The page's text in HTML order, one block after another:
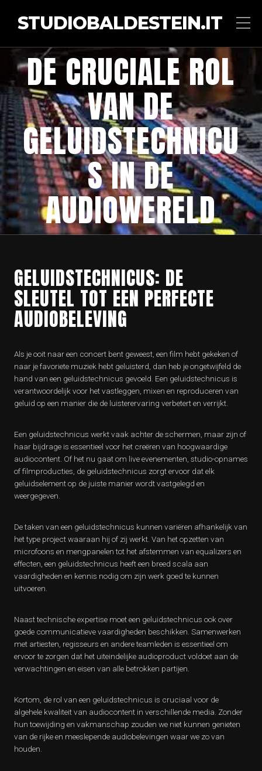
STUDIOBALDESTEIN.IT
DE CRUCIALE ROL
VAN DE
GELUIDSTECHNICU
S IN DE
AUDIOWERELD
GELUIDSTECHNICUS: DE
SLEUTEL TOT EEN PERFECTE
AUDIOBELEVING
Als je ooit naar een concert bent geweest, een film hebt gekeken of
naar je favoriete muziek hebt geluisterd, dan heb je ongetwijfeld de
hand van een geluidstechnicus gevoeld. Een geluidstechnicus is
verantwoordelijk voor het vastleggen, mixen en reproduceren van
geluid op een manier die de luisterervaring verbetert en verrijkt.
Een geluidstechnicus werkt vaak achter de schermen, maar zijn of
haar bijdrage is essentieel voor het creëren van hoogwaardige
audiocontent. Of het nu gaat om live evenementen, studio-opnames
of filmproducties, de geluidstechnicus zorgt ervoor dat elk
geluidselement op de juiste manier wordt vastgelegd en
weergegeven.
De taken van een geluidstechnicus kunnen variëren afhankelijk van
het type project waaraan hij of zij werkt. Van het opzetten van
microfoons en mengpanelen tot het afstemmen van equalizers en
effecten, een geluidstechnicus heeft een breed scala aan
vaardigheden en kennis nodig om zijn werk goed te kunnen
uitvoeren.
Naast technische expertise moet een geluidstechnicus ook over
goede communicatieve vaardigheden beschikken. Samenwerken
met artiesten, regisseurs en andere teamleden is essentieel om
ervoor te zorgen dat het uiteindelijke audioproduct voldoet aan de
verwachtingen en eisen van alle betrokken partijen.
Kortom, de rol van een geluidstechnicus is cruciaal voor de
algehele kwaliteit van audiocontent in verschillende media. Zonder
hun toewijding en vakmanschap zouden we niet kunnen genieten
van de rijke en meeslepende audiobelevingen waar we zo van
houden.